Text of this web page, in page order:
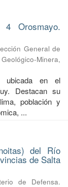
Orosmayo.
General de
Minera,
ubicada en el
Destacan su
población y
...
del Río
de Salta
de Defensa.